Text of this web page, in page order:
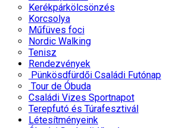
Kerékpárkölcsönzés
Korcsolya
Műfüves foci
Nordic Walking
Tenisz
Rendezvények
Pünkösdfürdői Családi Futónap
Tour de Óbuda
Családi Vizes Sportnapot
Terepfutó és Túrafesztivál
Létesítményeink